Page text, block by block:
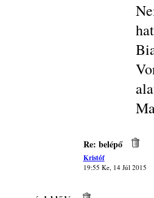
Re: belépő
Kristóf
19:55 Ke, 14 Júl 2015